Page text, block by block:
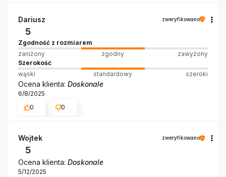
Dariusz zweryfikowano
5
Zgodność z rozmiarem
zaniżony
zgodny
zawyżony
Szerokość
wąski
standardowy szeroki
Ocena klienta: Doskonale
6/8/2025
0
0
Wojtek zweryfikowano
5
Ocena klienta: Doskonale
5/12/2025